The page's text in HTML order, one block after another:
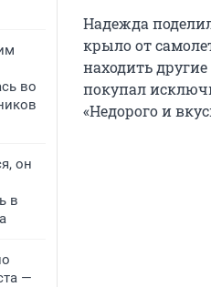
во
он
в
—
Надежда
крыло от
находить
покупал
«Недорого и